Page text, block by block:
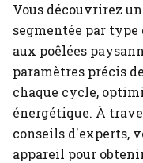
Vous découvrirez
segmentée par
aux poêlées
paramètres précis
chaque cycle,
énergétique. À
conseils d'experts,
appareil pour